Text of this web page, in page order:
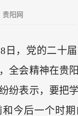
贵阳网
日，党的二十
全会精神在贵
纷表示，要把
今后一个时